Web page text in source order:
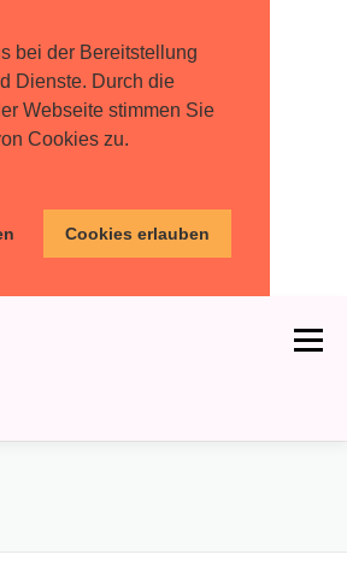
bei der Bereitstellung
Dienste. Durch die
Webseite stimmen Sie
Cookies zu.
Cookies erlauben
Menü